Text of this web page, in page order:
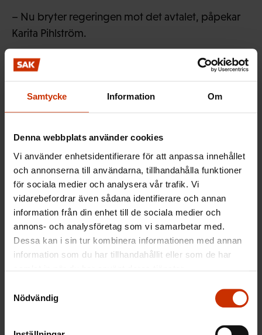
Samtycke Information Om
Denna webbplats använder cookies
Vi använder enhetsidentifierare för att anpassa innehållet
och annonserna till användarna, tillhandahålla funktioner
för sociala medier och analysera vår trafik. Vi
vidarebefordrar även sådana identifierare och annan
information från din enhet till de sociala medier och
annons- och analysföretag som vi samarbetar med.
Dessa kan i sin tur kombinera informationen med annan
information som du har tillhandahållit eller som de har
Nödvändig
– Nu bryter regeringen mot det avtalet, påpekar
Karita Pihlström.
Mer än 10 000 personer deltog i
manifestationen som FFC ordnade
FFC vill lindra karenserna för arbetslösa och
ersätta en del av dem med varningar – tjänster i
stället för skrämsel
Manifestationen mot aktiveringsmodellen – När,
Det är en grundläggande rättighet att strejka –